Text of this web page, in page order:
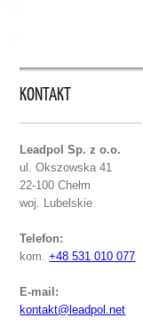
KONTAKT
Leadpol Sp. z o.o.
ul. Okszowska 41
22-100 Chełm
woj. Lubelskie
Telefon:
kom.+48 531 010 077
E-mail:
kontakt@leadpol.net